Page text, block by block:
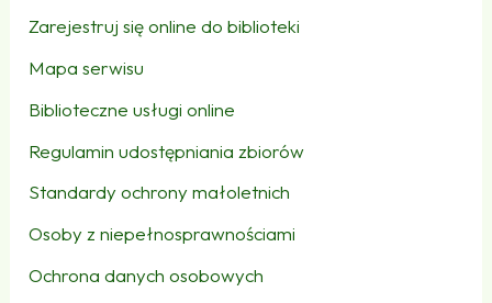
Zarejestruj się online do biblioteki
Mapa serwisu
Biblioteczne usługi online
Regulamin udostępniania zbiorów
Standardy ochrony małoletnich
Osoby z niepełnosprawnościami
Ochrona danych osobowych